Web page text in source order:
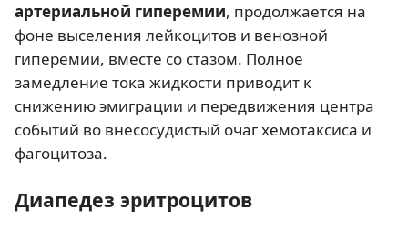
артериальной гиперемии, продолжается на
фоне выселения лейкоцитов и венозной
гиперемии, вместе со стазом. Полное
замедление тока жидкости приводит к
снижению эмиграции и передвижения центра
событий во внесосудистый очаг хемотаксиса и
фагоцитоза.
Диапедез эритроцитов